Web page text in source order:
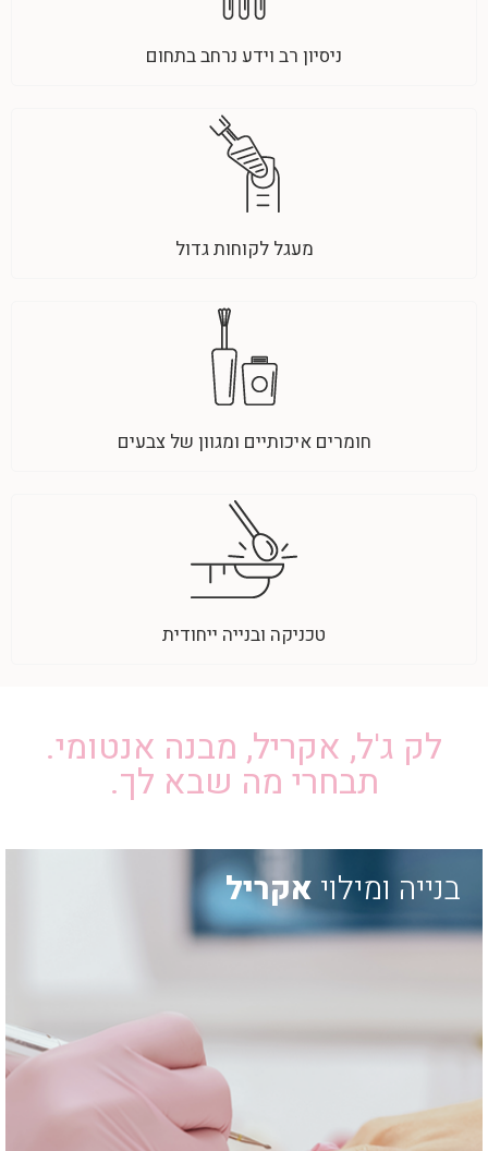
ניסיון רב וידע נרחב בתחום
מעגל לקוחות גדול
חומרים איכותיים ומגוון של צבעים
טכניקה ובנייה ייחודית
לק ג'ל, אקריל, מבנה אנטומי.
תבחרי מה שבא לך.
בנייה ומילוי אקריל